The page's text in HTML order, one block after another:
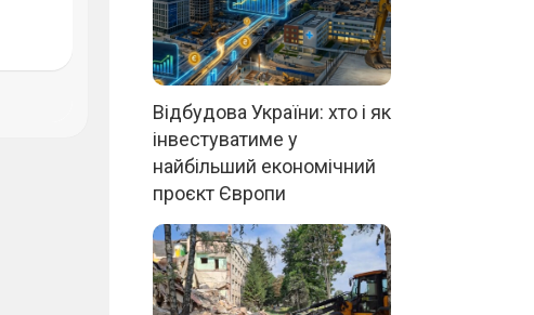
Відбудова України: хто і як
інвестуватиме у
найбільший економічний
проєкт Європи